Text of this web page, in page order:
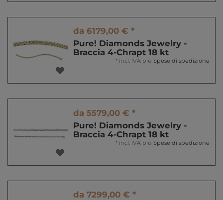
da 6179,00 € *
Pure! Diamonds Jewelry -
Braccia 4-Chrapt 18 kt
* incl. IVA più Spese di spedizione
da 5579,00 € *
Pure! Diamonds Jewelry -
Braccia 4-Chrapt 18 kt
* incl. IVA più Spese di spedizione
da 7299,00 € *